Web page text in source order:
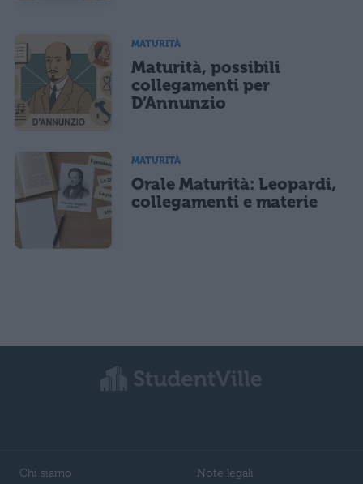
MATURITÀ
Maturità, possibili
collegamenti per
D’Annunzio
MATURITÀ
Orale Maturità: Leopardi,
collegamenti e materie
Chi siamo Note legali